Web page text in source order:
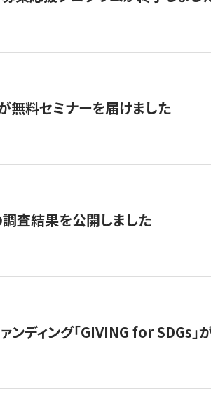
無料セミナーを届けました
査結果を公開しました
ンディング「GIVING for SDGs」